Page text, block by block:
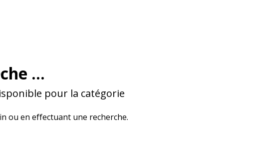
...
pour la catégorie
ou en effectuant une recherche.